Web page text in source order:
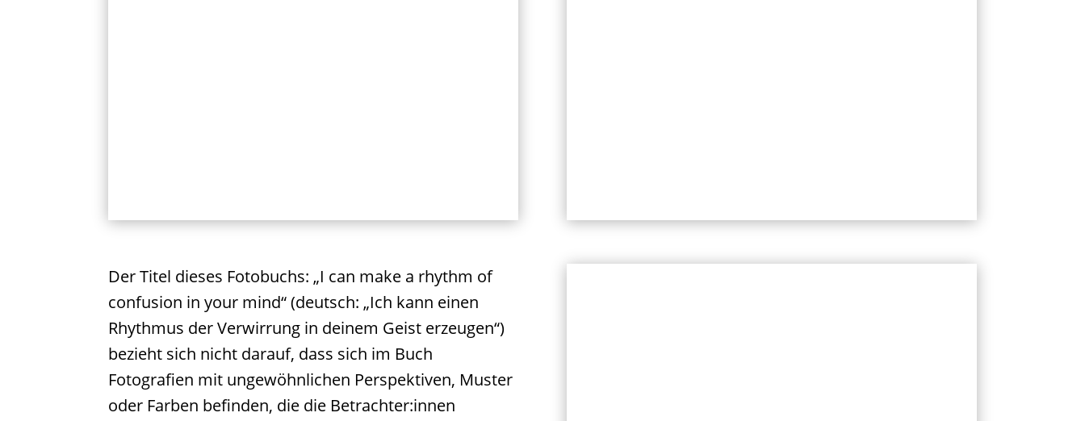
Der Titel dieses Fotobuchs: „I can make a rhythm of
confusion in your mind“ (deutsch: „Ich kann einen
Rhythmus der Verwirrung in deinem Geist erzeugen“)
bezieht sich nicht darauf, dass sich im Buch
Fotografien mit ungewöhnlichen Perspektiven, Muster
oder Farben befinden, die die Betrachter:innen